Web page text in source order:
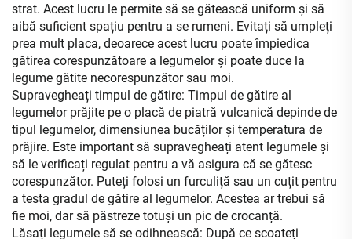
strat. Acest lucru le permite să se gătească uniform și să
aibă suficient spațiu pentru a se rumeni. Evitați să umpleți
prea mult placa, deoarece acest lucru poate împiedica
gătirea corespunzătoare a legumelor și poate duce la
legume gătite necorespunzător sau moi.
Supravegheați timpul de gătire: Timpul de gătire al
legumelor prăjite pe o placă de piatră vulcanică depinde de
tipul legumelor, dimensiunea bucăților și temperatura de
prăjire. Este important să supravegheați atent legumele și
să le verificați regulat pentru a vă asigura că se gătesc
corespunzător. Puteți folosi un furculiță sau un cuțit pentru
a testa gradul de gătire al legumelor. Acestea ar trebui să
fie moi, dar să păstreze totuși un pic de crocanță.
Lăsați legumele să se odihnească: După ce scoateți